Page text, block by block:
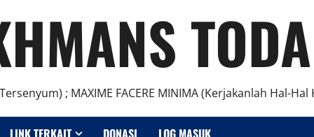
Tersenyum) ; MAXIME FACERE MINIMA (Kerjakanlah Hal-
LINK TERKAIT DONASI LOG MASUK